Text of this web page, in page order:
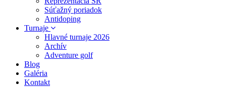
Súťažný poriadok
Antidoping
Turnaje
Hlavné turnaje 2026
Archív
Adventure golf
Blog
Galéria
Kontakt